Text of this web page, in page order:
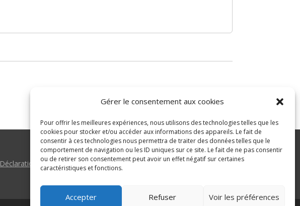
Gérer le consentement aux cookies
Pour offrir les meilleures expériences, nous utilisons des technologies telles que les
cookies pour stocker et/ou accéder aux informations des appareils. Le fait de
consentir à ces technologies nous permettra de traiter des données telles que le
comportement de navigation ou les ID uniques sur ce site. Le fait de ne pas consentir
ou de retirer son consentement peut avoir un effet négatif sur certaines
caractéristiques et fonctions.
Accepter Refuser Voir les préférences
>
Déclaration d’accessibilité